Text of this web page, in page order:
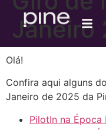
Janeiro
Olá!
Confira aqui alguns
Janeiro de 2025 da
PilotIn na Época